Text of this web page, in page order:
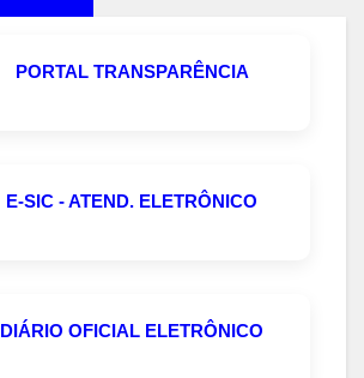
PORTAL TRANSPARÊNCIA
E-SIC - ATEND. ELETRÔNICO
DIÁRIO OFICIAL ELETRÔNICO